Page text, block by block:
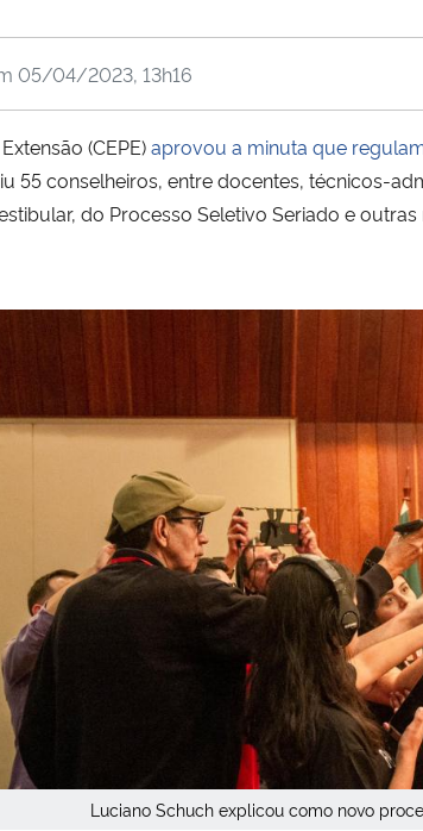
05/04/2023, 13h16
(CEPE)aprovou a minuta que
55 conselheiros, entre docentes, técnicos-
do Processo Seletivo Seriado e
Luciano Schuch explicou como novo